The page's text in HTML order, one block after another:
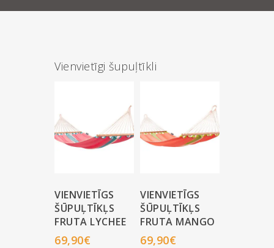
Vienvietīgi šupuļtīkli
VIENVIETĪGS
ŠŪPUĻTĪKĻS
FRUTA LYCHEE
69,90€
VIENVIETĪGS
ŠŪPUĻTĪKĻS
FRUTA MANGO
69,90€